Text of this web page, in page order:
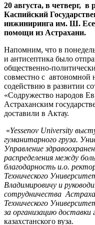
20 августа, в четверг, в
Каспийский
инжиниринга им. Ш.
помощи из Астрахани.
Напомним, что в
и антисептика было
общественно-
совместно с автономной
содействию в развитии
«Содружество народов
Астраханским
доставили в Актау.
«Yessenov University
гуманитарного груза.
Управление
распределения между
благодарность и.о.
Технического
Владимировичу и
сотрудничества
Технического
за организацию доставки
казахстанского вуза.